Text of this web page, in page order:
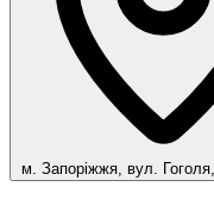
м. Запоріжжя, вул.